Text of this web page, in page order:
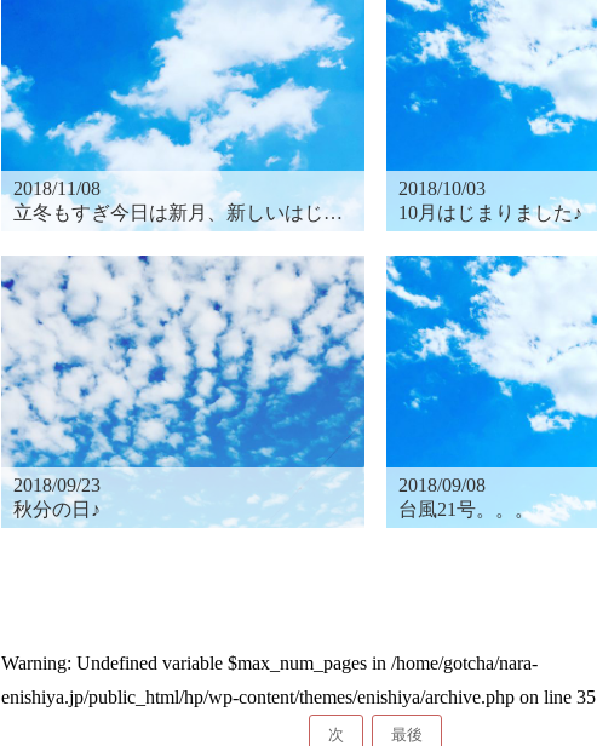
2018/11/08
立冬もすぎ今日は新月、新しいはじまり♪
2018/10/03
10月はじまりました♪
2018/09/23
秋分の日♪
2018/09/08
台風21号。。。
Warning: Undefined variable $max_num_pages in /home/gotcha/nara-
enishiya.jp/public_html/hp/wp-content/themes/enishiya/archive.php on line 35
次 最後